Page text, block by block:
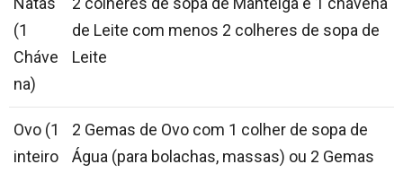
(1
Cháve
na)
de Leite com menos 2 colheres de sopa de
Leite
Ovo (1
inteiro
2 Gemas de Ovo com 1 colher de sopa de
Água (para bolachas, massas) ou 2 Gemas